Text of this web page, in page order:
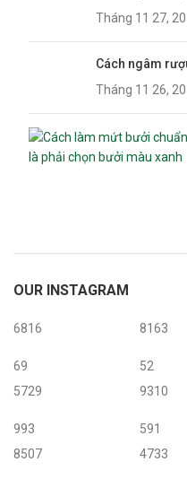
Tháng 11 27,
Cách ngâm
Tháng 11 26,
OUR INSTAGRAM
6816
69
8163
52
5729
993
9310
591
8507
4733